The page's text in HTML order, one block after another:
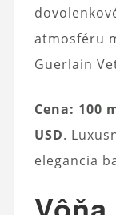
atmosféru
Guerlain
Cena: 100
USD.
elegancia